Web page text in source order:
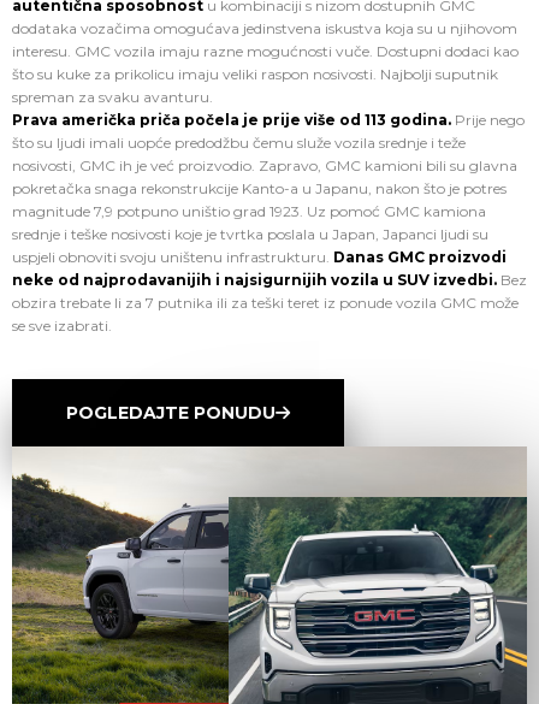
autentična sposobnost u kombinaciji s nizom dostupnih GMC
dodataka vozačima omogućava jedinstvena iskustva koja su u njihovom
interesu. GMC vozila imaju razne mogućnosti vuče. Dostupni dodaci kao
što su kuke za prikolicu imaju veliki raspon nosivosti. Najbolji suputnik
spreman za svaku avanturu.
Prava američka priča počela je prije više od 113 godina. Prije nego
što su ljudi imali uopće predodžbu čemu služe vozila srednje i teže
nosivosti, GMC ih je već proizvodio. Zapravo, GMC kamioni bili su glavna
pokretačka snaga rekonstrukcije Kanto-a u Japanu, nakon što je potres
magnitude 7,9 potpuno uništio grad 1923. Uz pomoć GMC kamiona
srednje i teške nosivosti koje je tvrtka poslala u Japan, Japanci ljudi su
uspjeli obnoviti svoju uništenu infrastrukturu. Danas GMC proizvodi
neke od najprodavanijih i najsigurnijih vozila u SUV izvedbi. Bez
obzira trebate li za 7 putnika ili za teški teret iz ponude vozila GMC može
se sve izabrati.
POGLEDAJTE PONUDU